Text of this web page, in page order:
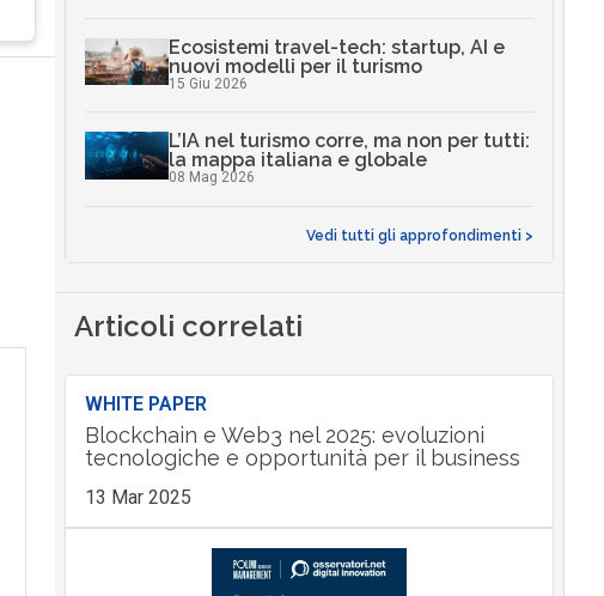
Ecosistemi travel-tech: startup, AI e
nuovi modelli per il turismo
15 Giu 2026
L’IA nel turismo corre, ma non per tutti:
la mappa italiana e globale
08 Mag 2026
Vedi tutti gli approfondimenti >
Articoli correlati
WHITE PAPER
Blockchain e Web3 nel 2025: evoluzioni
tecnologiche e opportunità per il business
13 Mar 2025